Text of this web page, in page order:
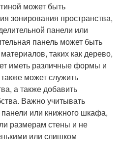
может быть
зонирования пространства,
панели или
панель может быть
таких как дерево,
иметь различные формы и
может служить
а также добавить
Важно учитывать
или книжного шкафа,
размерам стены и не
или слишком